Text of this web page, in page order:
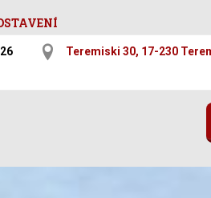
Teremiski 30, 17-230